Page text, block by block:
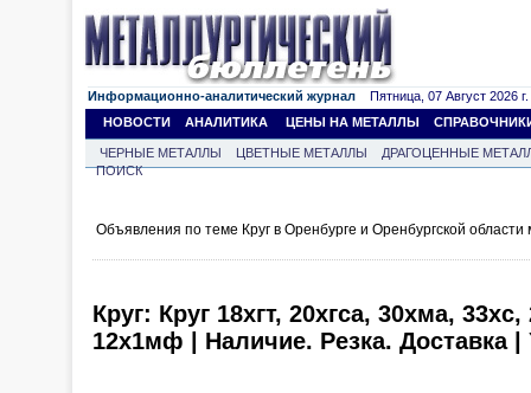
Информационно-аналитический журнал Пятница, 07 Август 2026 г.
НОВОСТИ
АНАЛИТИКА ЦЕНЫ НА МЕТАЛЛЫ
ЧЕРНЫЕ МЕТАЛЛЫ ЦВЕТНЫЕ МЕТАЛЛЫ
ДРАГОЦЕННЫЕ
ПОИСК
Объявления по теме Круг в Оренбурге и Оренбургской
Круг: Круг 18хгт, 20хгса, 30хма,
12х1мф | Наличие. Резка. Доставка |